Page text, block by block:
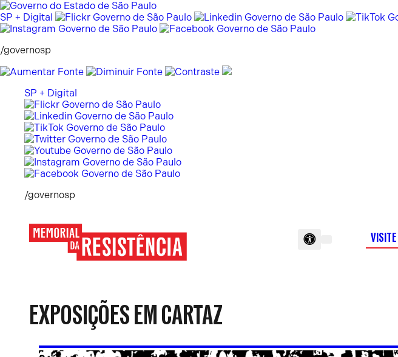
Pular
para
o
SP + Digital
/governosp
SP + Digital
/governosp
VISITE
EXPOSIÇÕES EM CARTAZ